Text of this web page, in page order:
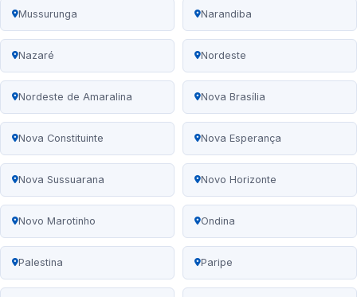
Mussurunga Narandiba
Nazaré Nordeste
Nordeste de Amaralina Nova Brasília
Nova Constituinte Nova Esperança
Nova Sussuarana Novo Horizonte
Novo Marotinho Ondina
Palestina Paripe